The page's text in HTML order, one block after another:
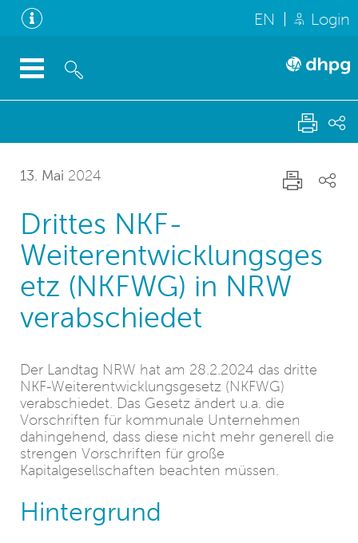
EN Login
13. Mai 2024
Drittes NKF-
Weiterentwicklungsges
etz (NKFWG) in NRW
verabschiedet
Der Landtag NRW hat am 28.2.2024 das dritte
NKF-Weiterentwicklungsgesetz (NKFWG)
verabschiedet. Das Gesetz ändert u.a. die
Vorschriften für kommunale Unternehmen
dahingehend, dass diese nicht mehr generell die
strengen Vorschriften für große
Kapitalgesellschaften beachten müssen.
Hintergrund